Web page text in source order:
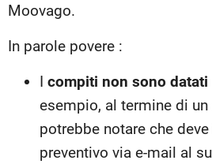
Moovago.
In parole povere :
I compiti non sono datati
esempio, al termine di
potrebbe notare che
preventivo via e-mail al